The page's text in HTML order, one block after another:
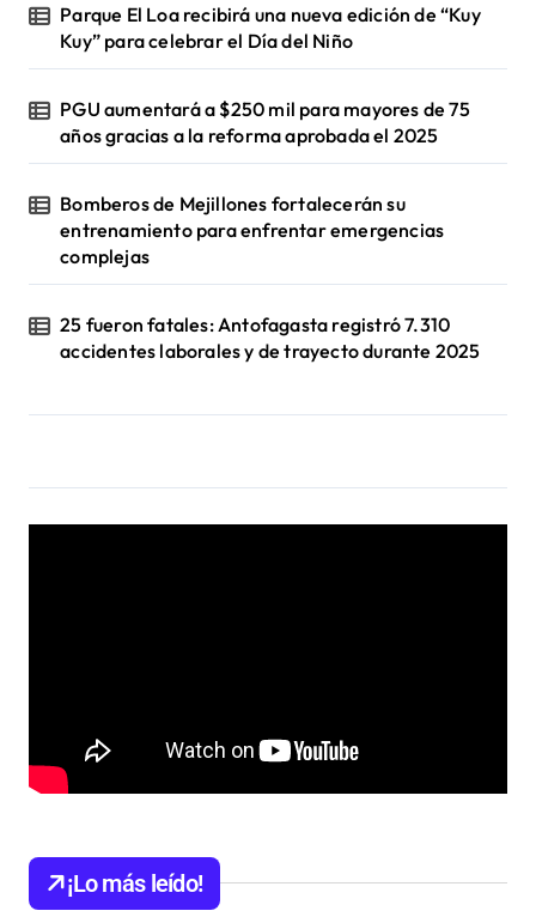
Parque El Loa recibirá una nueva edición de “Kuy
Kuy” para celebrar el Día del Niño
PGU aumentará a $250 mil para mayores de 75
años gracias a la reforma aprobada el 2025
Bomberos de Mejillones fortalecerán su
entrenamiento para enfrentar emergencias
complejas
25 fueron fatales: Antofagasta registró 7.310
accidentes laborales y de trayecto durante 2025
¡Lo más leído!